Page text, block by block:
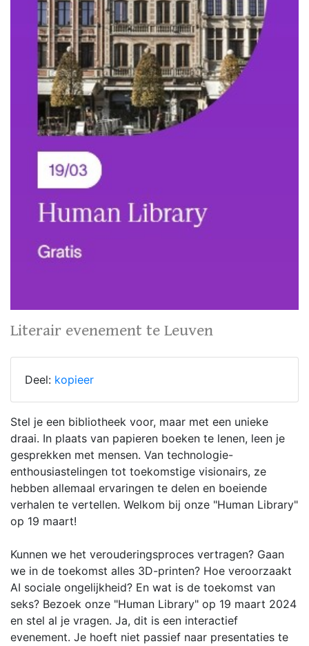
Literair evenement te Leuven
Deel: kopieer
Stel je een bibliotheek voor, maar met een unieke
draai. In plaats van papieren boeken te lenen, leen je
gesprekken met mensen. Van technologie-
enthousiastelingen tot toekomstige visionairs, ze
hebben allemaal ervaringen te delen en boeiende
verhalen te vertellen. Welkom bij onze "Human Library"
op 19 maart!
Kunnen we het verouderingsproces vertragen? Gaan
we in de toekomst alles 3D-printen? Hoe veroorzaakt
AI sociale ongelijkheid? En wat is de toekomst van
seks? Bezoek onze "Human Library" op 19 maart 2024
en stel al je vragen. Ja, dit is een interactief
evenement. Je hoeft niet passief naar presentaties te